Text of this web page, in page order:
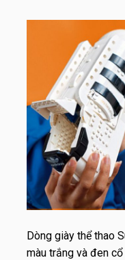
Dòng giày thể thao
màu trắng và đen